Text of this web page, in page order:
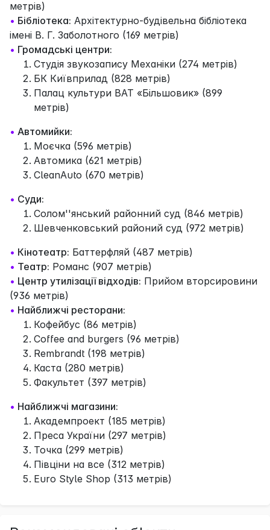
метрів)
• Бібліотека: Архітектурно-будівельна бібліотека
імені В. Г. Заболотного (169 метрів)
• Громадські центри:
Студія звукозапису Механіки (274 метрів)
БК Київприлад (828 метрів)
Палац культури ВАТ «Більшовик» (899
метрів)
• Автомийки:
Моєчка (596 метрів)
Автомика (621 метрів)
CleanAuto (670 метрів)
• Суди:
Солом''янський районний суд (846 метрів)
Шевченковський районий суд (972 метрів)
• Кінотеатр: Баттерфляй (487 метрів)
• Театр: Романс (907 метрів)
• Центр утилізації відходів: Прийом вторсировини
(936 метрів)
• Найближчі ресторани:
Кофейбус (86 метрів)
Coffee and burgers (96 метрів)
Rembrandt (198 метрів)
Каста (280 метрів)
Факультет (397 метрів)
• Найближчі магазини:
Академпроект (185 метрів)
Преса України (297 метрів)
Точка (299 метрів)
Півціни на все (312 метрів)
Euro Style Shop (313 метрів)